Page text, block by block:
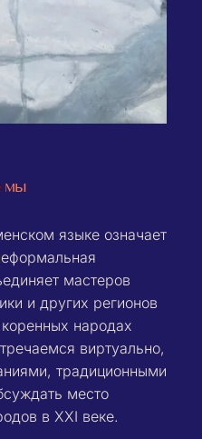
мы
языке означает
мастеров
и других регионов
народах
виртуально,
традиционными
место
в XXI веке.